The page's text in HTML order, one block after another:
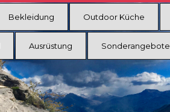
Bekleidung Outdoor Küche
Ausrüstung Sonderangebote